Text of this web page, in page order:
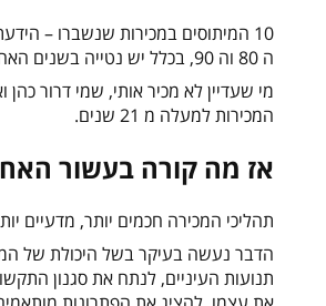
10 המיתוסים במכירות שנשברו –
ה 80 וה 90, בכלל יש נטייה בשנים האחרונות למחזר חומרים של אנשים אחרים ורוב הטיפים ישנים ולא מעודכנים.
מי שעדיין לא מכיר אותי, שמי דרור
המכירות למעלה מ 21 שנים.
אז מה קורה בעשור
תהליכי המכירה חכמים יותר, מדעיים
הדבר נעשה בעיקר בשל היכולת של